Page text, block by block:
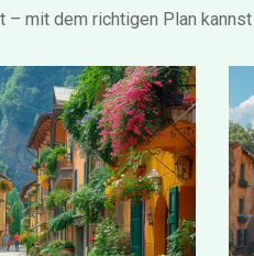
mit dem richtigen Plan